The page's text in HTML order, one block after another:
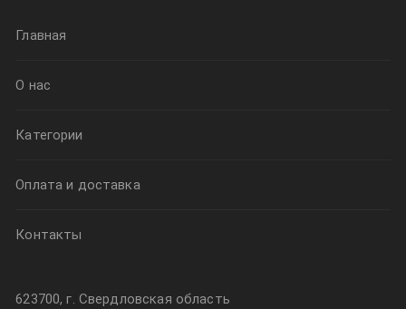
Главная
О нас
Категории
Оплата и доставка
Контакты
623700, г. Свердловская область